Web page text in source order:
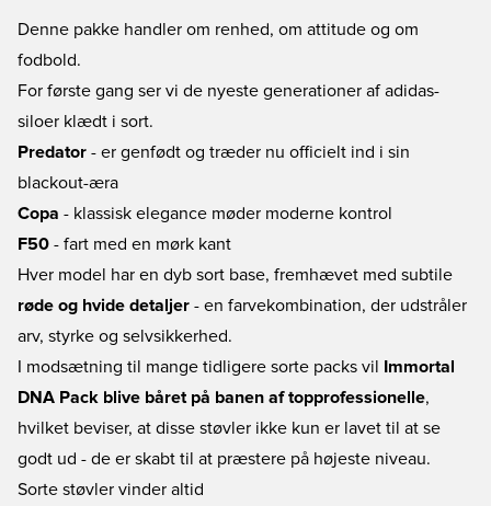
Denne pakke handler om renhed, om attitude og om
fodbold.
For første gang ser vi de nyeste generationer af adidas-
siloer klædt i sort.
Predator - er genfødt og træder nu officielt ind i sin
blackout-æra
Copa - klassisk elegance møder moderne kontrol
F50 - fart med en mørk kant
Hver model har en dyb sort base, fremhævet med subtile
røde og hvide detaljer - en farvekombination, der udstråler
arv, styrke og selvsikkerhed.
I modsætning til mange tidligere sorte packs vil
Immortal
DNA Pack blive båret på banen af topprofessionelle,
hvilket beviser, at disse støvler ikke kun er lavet til at se
godt ud - de er skabt til at præstere på højeste niveau.
Sorte støvler vinder altid